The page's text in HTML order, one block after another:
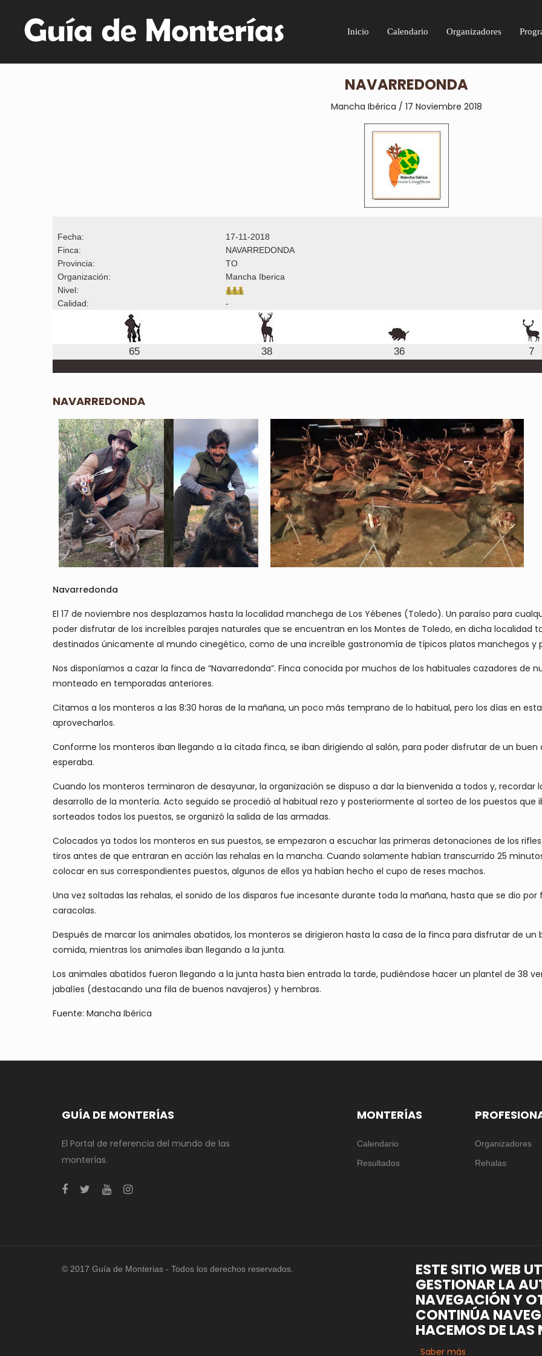
Inicio Calendario Organizadores
NAVARREDONDA
Mancha Ibérica / 17 Noviembre 2018
Fecha:
17-11-2018
Finca:
NAVARREDONDA
Provincia:
TO
Organización:
Mancha Iberica
Nivel:
Calidad:
-
65 38 36 7
NAVARREDONDA
Navarredonda
El 17 de noviembre nos desplazamos hasta la localidad manchega de Los Yébenes (Toledo). Un paraíso para
poder disfrutar de los increíbles parajes naturales que se encuentran en los Montes de Toledo, en dicha localidad
destinados únicamente al mundo cinegético, como de una increíble gastronomía de típicos platos manchegos y
Nos disponíamos a cazar la finca de “Navarredonda”. Finca conocida por muchos de los habituales cazadores de
monteado en temporadas anteriores.
Citamos a los monteros a las 8:30 horas de la mañana, un poco más temprano de lo habitual, pero los días en
aprovecharlos.
Conforme los monteros iban llegando a la citada finca, se iban dirigiendo al salón, para poder disfrutar de un
esperaba.
Cuando los monteros terminaron de desayunar, la organización se dispuso a dar la bienvenida a todos y,
desarrollo de la montería. Acto seguido se procedió al habitual rezo y posteriormente al sorteo de los puestos que
sorteados todos los puestos, se organizó la salida de las armadas.
Colocados ya todos los monteros en sus puestos, se empezaron a escuchar las primeras detonaciones de los
tiros antes de que entraran en acción las rehalas en la mancha. Cuando solamente habían transcurrido 25
colocar en sus correspondientes puestos, algunos de ellos ya habían hecho el cupo de reses machos.
Una vez soltadas las rehalas, el sonido de los disparos fue incesante durante toda la mañana, hasta que se dio
caracolas.
Después de marcar los animales abatidos, los monteros se dirigieron hasta la casa de la finca para disfrutar de
comida, mientras los animales iban llegando a la junta.
Los animales abatidos fueron llegando a la junta hasta bien entrada la tarde, pudiéndose hacer un plantel de 38
jabalíes (destacando una fila de buenos navajeros) y hembras.
Fuente: Mancha Ibérica
GUÍA DE MONTERÍAS
El Portal de referencia del mundo de las
monterías.
MONTERÍAS
Calendario
Resultados
Organizadores
Rehalas
© 2017 Guía de Monterias - Todos los derechos reservados. ESTE SITIO WEB
GESTIONAR LA
NAVEGACIÓN Y
CONTINÚA
HACEMOS DE LAS
Saber más